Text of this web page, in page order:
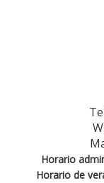
Horario
Horario de